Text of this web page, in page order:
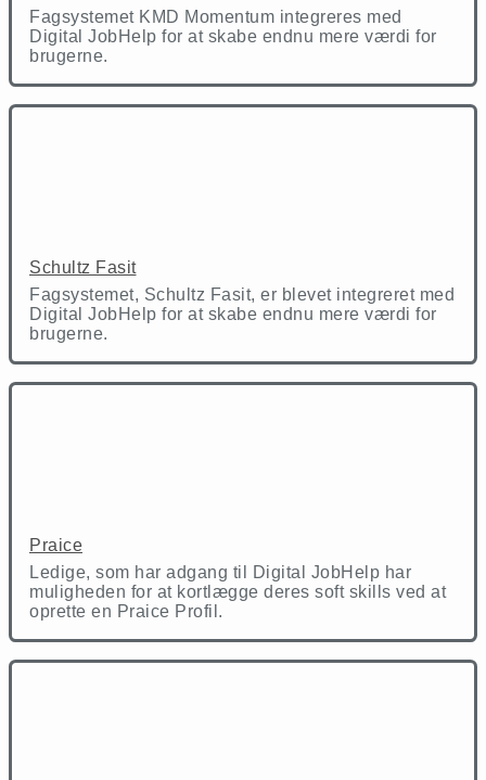
Fagsystemet KMD Momentum integreres med
Digital JobHelp for at skabe endnu mere værdi for
brugerne.
Schultz Fasit
Fagsystemet, Schultz Fasit, er blevet integreret med
Digital JobHelp for at skabe endnu mere værdi for
brugerne.
Praice
Ledige, som har adgang til Digital JobHelp har
muligheden for at kortlægge deres soft skills ved at
oprette en Praice Profil.